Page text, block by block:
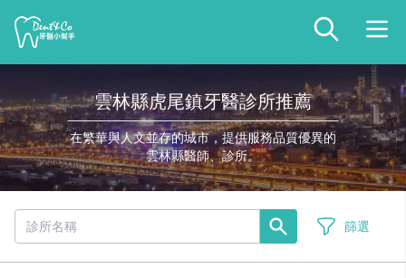
雲林縣虎尾鎮牙醫診所推薦
在繁華與人文並存的城市，提供服務品質優異的
雲林縣醫師、診所。
篩選